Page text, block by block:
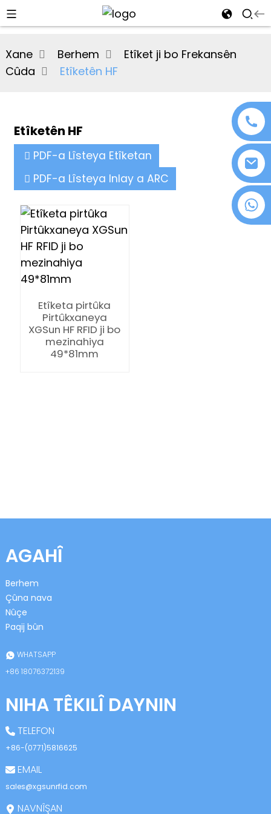
Xane Berhem
Etîket ji bo Frekansên
Cûda
Etîketên HF
Etîketên HF
PDF-a Lîsteya Etîketan
PDF-a Lîsteya Inlay a ARC
Etîketa pirtûka
Pirtûkxaneya
XGSun HF RFID ji bo
mezinahiya
49*81mm
AGAHÎ
Berhem
Çûna nava
Nûçe
Paqij bûn
WHATSAPP
+86 18076372139
NIHA TÊKILÎ DAYNIN
TELEFON
+86-(0771)5816625
EMAIL
sales@xgsunrfid.com
NAVNÎŞAN